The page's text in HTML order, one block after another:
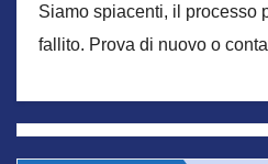
Siamo spiacenti, il processo
fallito. Prova di nuovo o